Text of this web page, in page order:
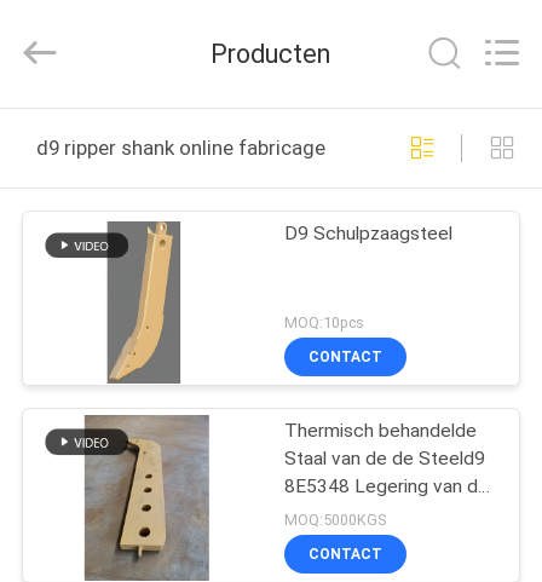
PRODUCTEN
ONGEVEER
ONS
FABRIEKSREIS
KWALITEITSCONTROLE
PARTS
(SUZHOU)
Rights
Producten
d9 ripper shank online fabricage
D9 Schulpzaagsteel
MOQ:10pcs
CONTACT
Thermisch behandelde
Staal van de de Steeld9
8E5348 Legering van de
bulldozer het Diepe
Schulpzaag
MOQ:5000KGS
CONTACT